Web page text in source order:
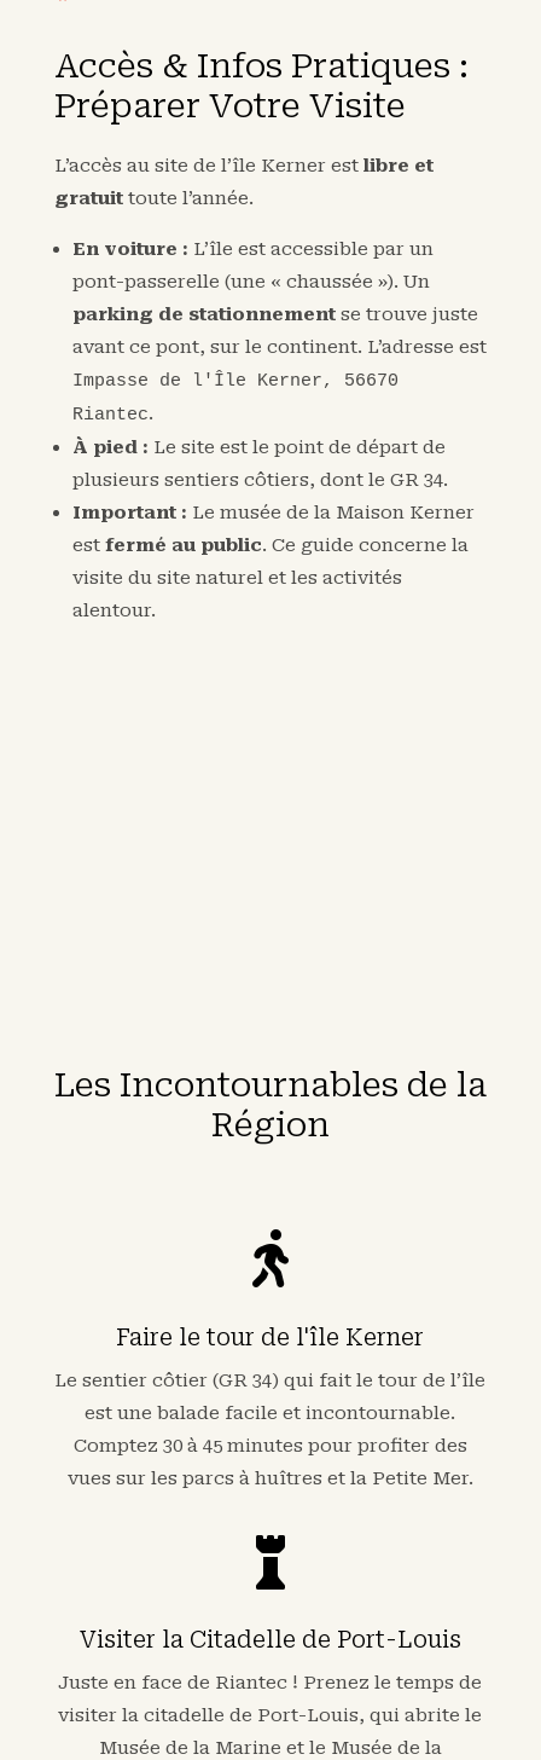
Accès & Infos Pratiques :
Préparer Votre Visite
L’accès au site de l’île Kerner est libre et
gratuittoute l’année.
En voiture : L’île est accessible par un
pont-passerelle (une « chaussée »). Un
parking de stationnementse trouve juste
avant ce pont, sur le continent. L’adresse est
Impasse de l'Île Kerner, 56670
Riantec.
À pied : Le site est le point de départ de
plusieurs sentiers côtiers, dont le GR 34.
Important : Le musée de la Maison Kerner
est fermé au public. Ce guide concerne la
visite du site naturel et les activités
alentour.
Les Incontournables de la
Région

Faire le tour de l'île Kerner
Le sentier côtier (GR 34) qui fait le tour de l’île
est une balade facile et incontournable.
Comptez 30 à 45 minutes pour profiter des
vues sur les parcs à huîtres et la Petite Mer.

Visiter la Citadelle de Port-Louis
Juste en face de Riantec ! Prenez le temps de
visiter la citadelle de Port-Louis, qui abrite le
Musée de la Marine et le Musée de la